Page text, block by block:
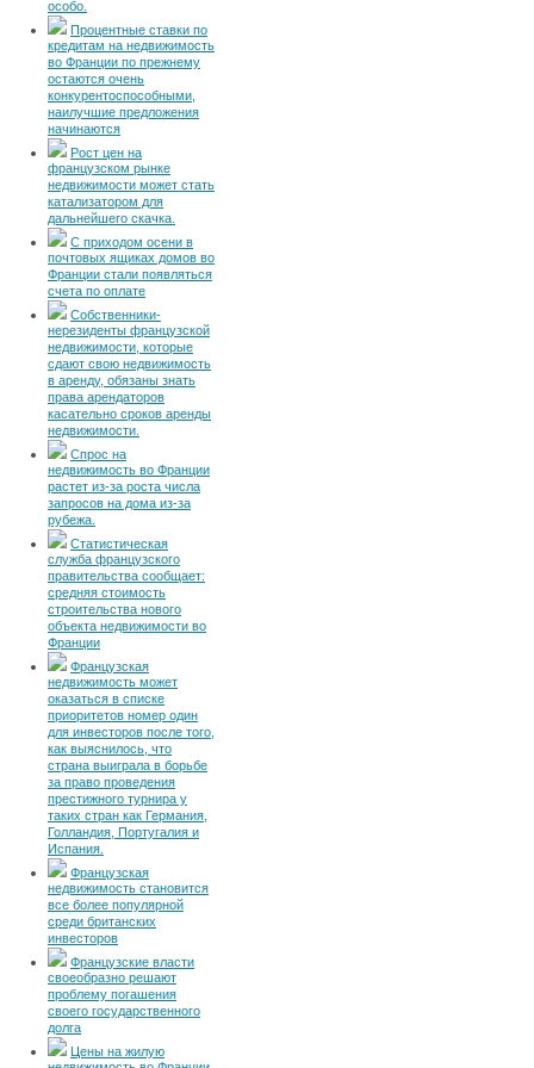
особо.
Процентные ставки по
кредитам на недвижимость
во Франции по прежнему
остаются очень
конкурентоспособными,
наилучшие предложения
начинаются
Рост цен на
французском рынке
недвижимости может стать
катализатором для
дальнейшего скачка.
С приходом осени в
почтовых ящиках домов во
Франции стали появляться
счета по оплате
Собственники-
нерезиденты французской
недвижимости, которые
сдают свою недвижимость
в аренду, обязаны знать
права арендаторов
касательно сроков аренды
недвижимости.
Спрос на
недвижимость во Франции
растет из-за роста числа
запросов на дома из-за
рубежа.
Статистическая
служба французского
правительства сообщает:
средняя стоимость
строительства нового
объекта недвижимости во
Франции
Французская
недвижимость может
оказаться в списке
приоритетов номер один
для инвесторов после того,
как выяснилось, что
страна выиграла в борьбе
за право проведения
престижного турнира у
таких стран как Германия,
Голландия, Португалия и
Испания.
Французская
недвижимость становится
все более популярной
среди британских
инвесторов
Французские власти
своеобразно решают
проблему погашения
своего государственного
долга
Цены на жилую